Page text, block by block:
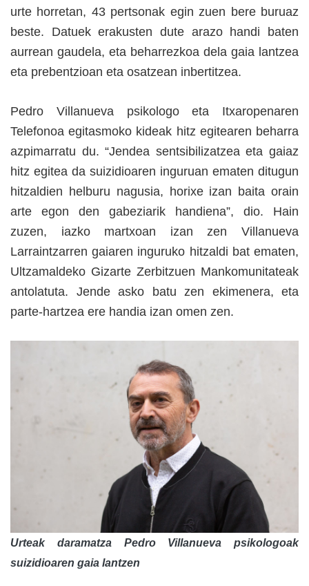
urte horretan, 43 pertsonak egin zuen bere buruaz
beste. Datuek erakusten dute arazo handi baten
aurrean gaudela, eta beharrezkoa dela gaia lantzea
eta prebentzioan eta osatzean inbertitzea.
Pedro Villanueva psikologo eta Itxaropenaren
Telefonoa egitasmoko kideak hitz egitearen beharra
azpimarratu du. “Jendea sentsibilizatzea eta gaiaz
hitz egitea da suizidioaren inguruan ematen ditugun
hitzaldien helburu nagusia, horixe izan baita orain
arte egon den gabeziarik handiena”, dio. Hain
zuzen, iazko martxoan izan zen Villanueva
Larraintzarren gaiaren inguruko hitzaldi bat ematen,
Ultzamaldeko Gizarte Zerbitzuen Mankomunitateak
antolatuta. Jende asko batu zen ekimenera, eta
parte-hartzea ere handia izan omen zen.
Urteak daramatza Pedro Villanueva psikologoak
suizidioaren gaia lantzen